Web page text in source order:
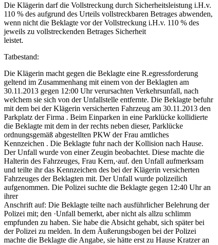
Die Klägerin darf die Vollstreckung durch Sicherheitsleistung i.H.v.
110 % des aufgrund des Urteils vollstreckbaren Betrages abwenden,
wenn nicht die Beklagte vor der Vollstreckung i.H.v. 110 % des
jeweils zu vollstreckenden Betrages Sicherheit
leistet.
Tatbestand:
Die Klägerin macht gegen die Beklagte eine R.egressforderung
geltend im Zusammenhang mit einem von der Beklagten am
30.11.2013 gegen 12:00 Uhr verursachten Verkehrsunfall, nach
welchem sie sich von der Unfallstelle entfernte. Die Beklagte befuhr
mit dem bei der Klägerin versicherten Fahrzeug am 30.11.2013 den
Parkplatz der Firma . Beim Einparken in eine Parklücke kollidierte
die Beklagte mit dem in der rechts neben dieser, Parklücke
ordnungsgemäß abgestellten PKW der Frau amtliches
Kennzeichen . Die Beklagte fuhr nach der Kollision nach Hause.
Der Unfall wurde von einer Zeugin beobachtet. Diese machte die
Halterin des Fahrzeuges, Frau Kern,·auf. den Unfall aufmerksam
und teilte ihr das Kennzeichen des bei der Klägerin versicherten
Fahrzeuges der Beklagten mit. Der Unfall wurde polizeilich
aufgenommen. Die Polizei suchte die Beklagte gegen 12:40 Uhr an
ihrer
Anschrift auf: Die Beklagte teilte nach ausführlicher Belehrung der
Polizei mit; den ·Unfall bemerkt, aber nicht als allzu schlimm
empfunden zu haben. Sie habe die Absicht gehabt, sich später bei
der Polizei zu melden. In dem Äußerungsbogen bei der Polizei
machte die Beklagte die Angabe, sie hätte erst zu Hause Kratzer an